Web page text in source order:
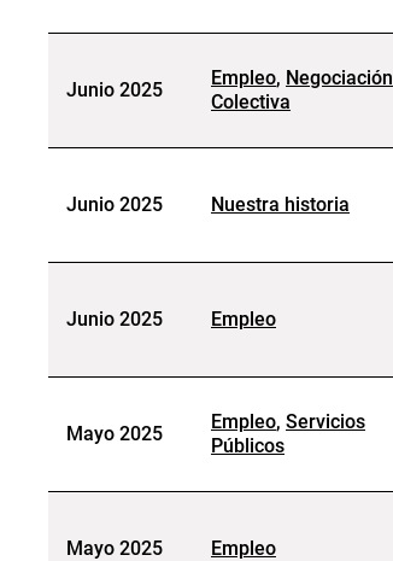
Junio 2025
Empleo, Negociación
Colectiva
Junio 2025 Nuestra historia
Junio 2025 Empleo
Mayo 2025
Empleo, Servicios
Públicos
Mayo 2025 Empleo